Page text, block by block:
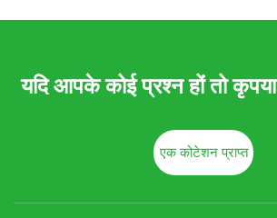
यदि आपके कोई प्रश्न हों तो
एक कोटेशन प्राप्त